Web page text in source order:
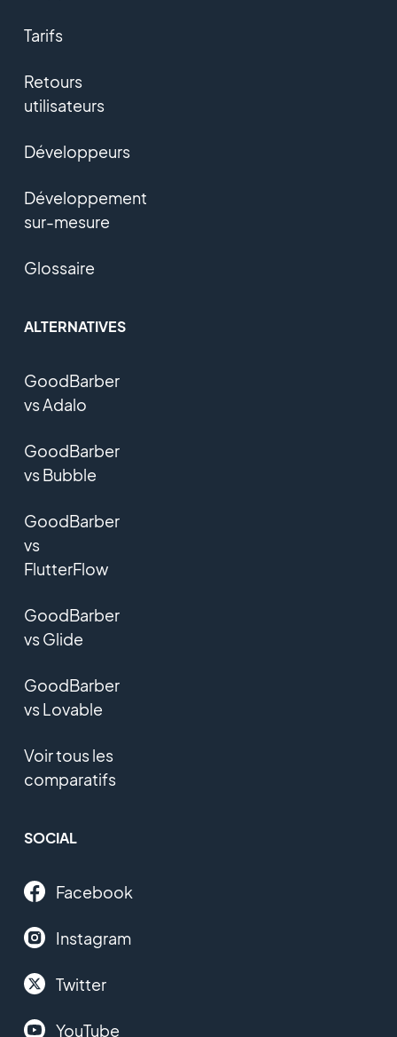
Tarifs
Retours
utilisateurs
Développeurs
Développement
sur-mesure
Glossaire
ALTERNATIVES
GoodBarber
vs Adalo
GoodBarber
vs Bubble
GoodBarber
vs
FlutterFlow
GoodBarber
vs Glide
GoodBarber
vs Lovable
Voir tous les
comparatifs
SOCIAL
Facebook
Instagram
Twitter
YouTube